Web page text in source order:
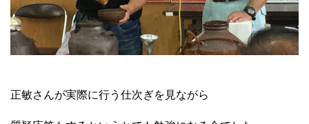
正敏さんが実際に行う仕次ぎを見ながら